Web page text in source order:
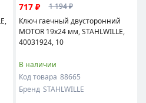
717 ₽
1 194 ₽
Ключ гаечный двусторонний
MOTOR 19х24 мм, STAHLWILLE,
40031924, 10
В наличии
Код товара 88665
Бренд STAHLWILLE